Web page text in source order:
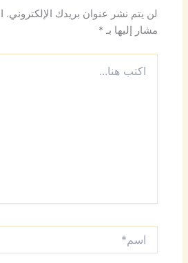
لن يتم نشر عنوان بريدك الإلكتروني.
مشار إليها بـ*
هنا...